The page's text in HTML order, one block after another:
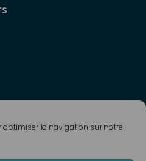
la navigation sur notre